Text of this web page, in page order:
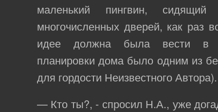
маленький пингвин,
многочисленных дверей, как раз
идее должна была вести в
планировки дома было одним из
для гордости Неизвестного Автора).
— Кто ты?, - спросил Н.А., уже